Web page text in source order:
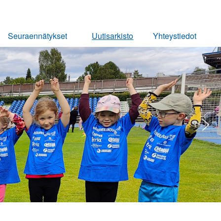
Seuraennätykset
Miehet
Naiset
Pojat
Tytöt
Uutisarkisto
Yhteystiedot
Ota yhteyttä